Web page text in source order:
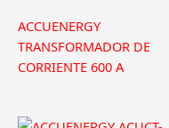
ACCUENERGY
TRANSFORMADOR DE
CORRIENTE 600 A